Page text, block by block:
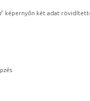
” képernyőn két adat